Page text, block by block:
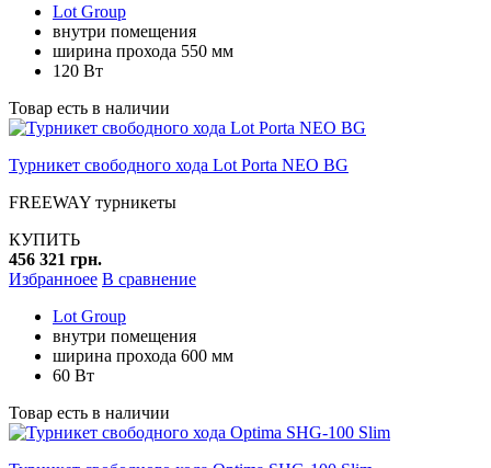
Lot Group
внутри помещения
ширина прохода 550 мм
120 Вт
Товар есть в наличии
Турникет свободного хода Lot Porta NEO BG
FREEWAY турникеты
КУПИТЬ
456 321 грн.
Избранноее В сравнение
Lot Group
внутри помещения
ширина прохода 600 мм
60 Вт
Товар есть в наличии